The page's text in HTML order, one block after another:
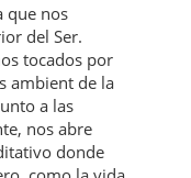
que nos
del Ser.
tocados por
ambient de la
a las
nos abre
donde